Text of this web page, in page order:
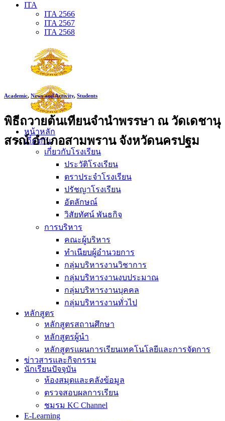
ITA
ITA 2566
ITA 2567
ITA 2568
หน้าหลัก
เกี่ยวกับ
เกี่ยวกับโรงเรียน
ประวัติโรงเรียน
ตราประจำโรงเรียน
ปรัชญาโรงเรียน
อัตลักษณ์
วิสัยทัศน์ พันธกิจ
การบริหาร
คณะผู้บริหาร
ทำเนียบผู้อำนวยการ
กลุ่มบริหารงานวิชาการ
กลุ่มบริหารงานงบประมาณ
กลุ่มบริหารงานบุคคล
กลุ่มบริหารงานทั่วไป
หลักสูตร
หลักสูตรสถานศึกษา
หลักสูตรผู้นำ
หลักสูตรแผนการเรียนเทคโนโลยีและการจัดการ
ข่าวสารและกิจกรรม
นักเรียนปัจจุบัน
ห้องสมุดและคลังข้อมูล
ตรวจสอบผลการเรียน
ชมรม KC Channel
E-Learning
Academic, News and Activity, Students
พิธีถวายต้นเทียนจำนำพรรษา ณ วัดเดชานุ
สรณ์ อำเภอสามพราน จังหวัดนครปฐม